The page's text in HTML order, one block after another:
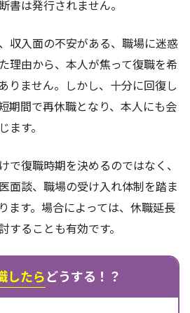
書は発行されません。
収入面の不安がある、職場に迷惑
理由から、本人が焦って復職を希
りません。しかし、十分に回復し
期間で再休職となり、本人にも会
す。
で復職時期を決めるのではなく、
面談、職場の受け入れ体制を踏ま
ます。場合によっては、休職延長
することも有効です。
したらどうする！？